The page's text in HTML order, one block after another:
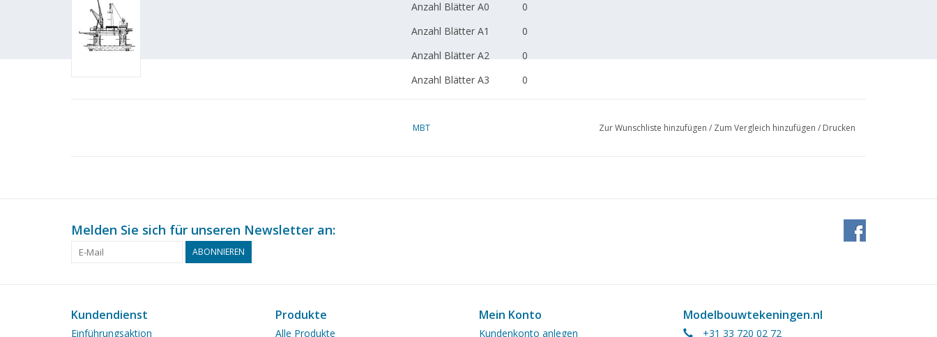
Anzahl Blätter A0
0
Anzahl Blätter A1
0
Anzahl Blätter A2
0
Anzahl Blätter A3
0
Gesamtzahl Blätter
MBT Zur Wunschliste hinzufügen / Zum Vergleich hinzufügen / Drucken
Melden Sie sich für unseren Newsletter an:
ABONNIEREN
Kundendienst
Einführungsaktion
Produkte
Alle Produkte
Mein Konto
Kundenkonto anlegen
Modelbouwtekeningen.nl
+31 33 720 02 72